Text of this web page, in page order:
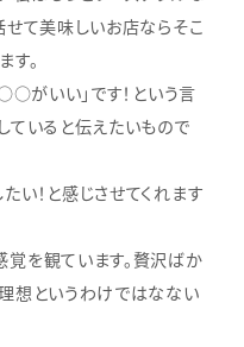
せて美味しいお店ならそこ
す。
がいい」です！という言
ていると伝えたいもので
い！と感じさせてくれます
を観ています。贅沢ばか
想というわけではなない